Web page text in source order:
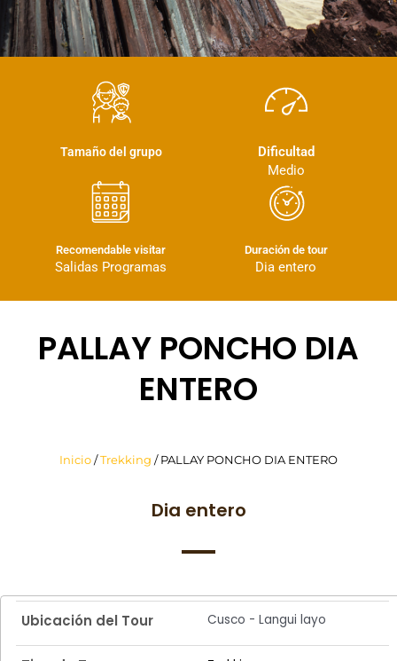
Tamaño del grupo
Dificultad
Medio
Recomendable visitar
Salidas Programas
Duración de tour
Dia entero
PALLAY PONCHO DIA
ENTERO
Inicio /Trekking / PALLAY PONCHO DIA ENTERO
Dia entero
Ubicación del Tour Cusco - Langui layo